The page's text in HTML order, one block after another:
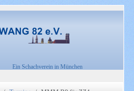
Ein Schachverein in München